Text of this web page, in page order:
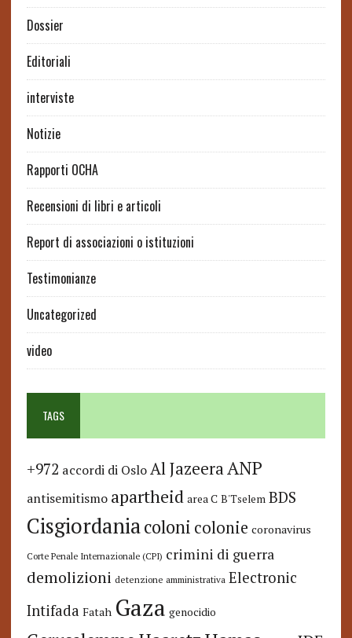
Dossier
Editoriali
interviste
Notizie
Rapporti OCHA
Recensioni di libri e articoli
Report di associazioni o istituzioni
Testimonianze
Uncategorized
video
TAGS
+972 accordi di Oslo Al JazeeraANP
antisemitismo apartheid area C B'Tselem BDS
Cisgiordaniacoloni colonie coronavirus
Corte Penale Internazionale (CPI) crimini di guerra
demolizioni detenzione amministrativa Electronic
Intifada Fatah Gaza genocidio